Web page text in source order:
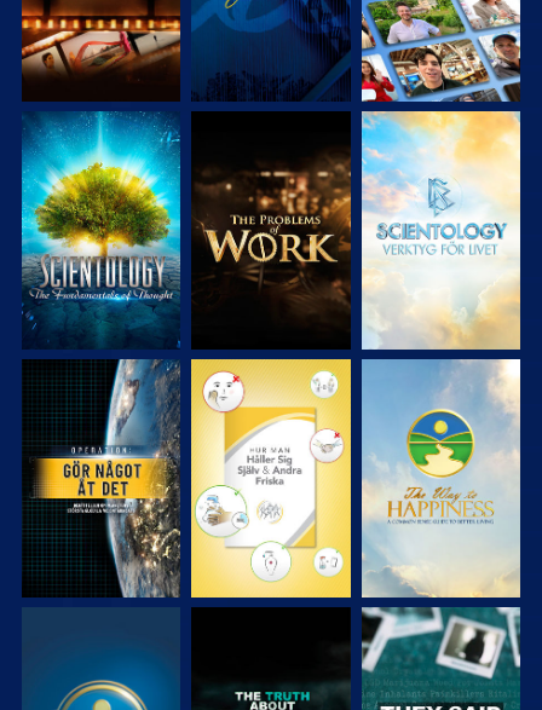
UTFORSKA
SERIEN
UTFORSKA
SERIEN
UTFORSKA
SERIEN
TITTA TITTA TITTA
TITTA TITTA TITTA